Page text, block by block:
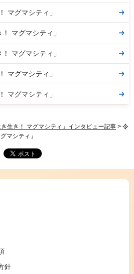
マグマシティ」
マグマシティ」
マグマシティ」
マグマシティ」
マグマシティ」
き生き！ マグマシティ」インタビュー記事 > 令
マシティ」
針